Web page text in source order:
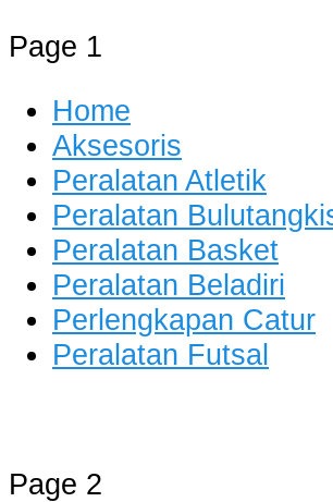
Page 1
Home
Aksesoris
Peralatan Atletik
Peralatan
Peralatan Basket
Peralatan Beladiri
Perlengkapan Catur
Peralatan Futsal
Distributor Alat Olahraga
Jual Alat Olahraga
Page 2